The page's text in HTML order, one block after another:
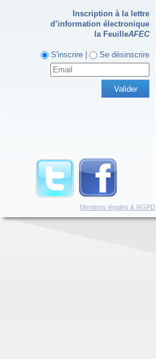
Inscription à la lettre
d’information électronique
la FeuilleAFEC
S'inscrire | Se désinscrire
Mentions légales & RGPD